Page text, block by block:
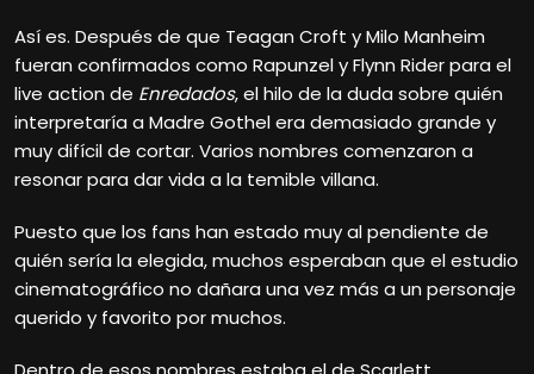
Así es. Después de que Teagan Croft y Milo Manheim
fueran confirmados como Rapunzel y Flynn Rider para el
live action de Enredados, el hilo de la duda sobre quién
interpretaría a Madre Gothel era demasiado grande y
muy difícil de cortar. Varios nombres comenzaron a
resonar para dar vida a la temible villana.
Puesto que los fans han estado muy al pendiente de
quién sería la elegida, muchos esperaban que el estudio
cinematográfico no dañara una vez más a un personaje
querido y favorito por muchos.